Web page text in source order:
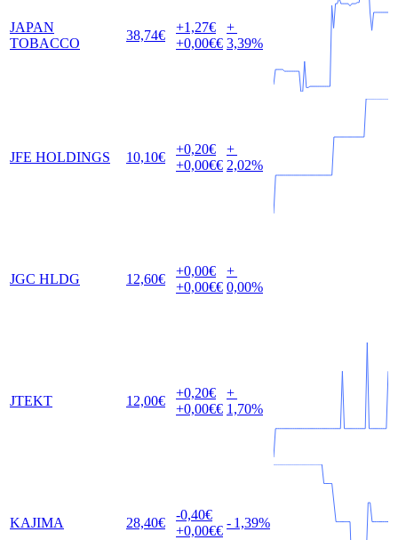
JAPAN
TOBACCO
38,74€
+1,27€
+0,00€€
+
3,39%
JFE HOLDINGS 10,10€
+0,20€
+0,00€€
+
2,02%
JGC HLDG 12,60€
+0,00€
+0,00€€
+
0,00%
JTEKT 12,00€
+0,20€
+0,00€€
+
1,70%
KAJIMA 28,40€
-0,40€
+0,00€€
- 1,39%